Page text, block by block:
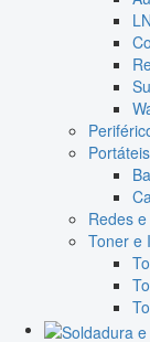
Redes
Toner e